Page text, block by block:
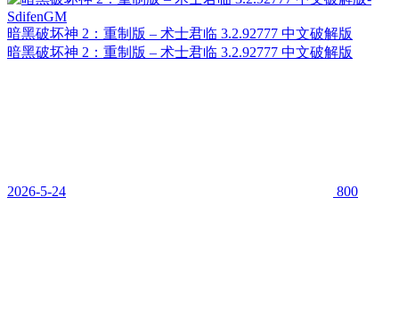
暗黑破坏神 2：重制版 – 术士君临 3.2.92777 中文破解版
暗黑破坏神 2：重制版 – 术士君临 3.2.92777 中文破解版
2026-5-24 800